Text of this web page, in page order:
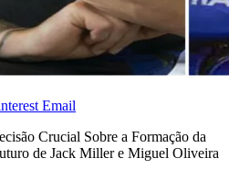
Email
Crucial Sobre a Formação da
de Jack Miller e Miguel Oliveira